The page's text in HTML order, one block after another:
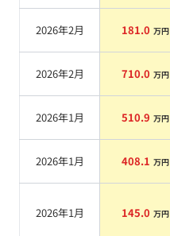
2026年2月 181.0 万円
2026年2月 710.0 万円
2026年1月 510.9 万円
2026年1月 408.1 万円
2026年1月 145.0 万円